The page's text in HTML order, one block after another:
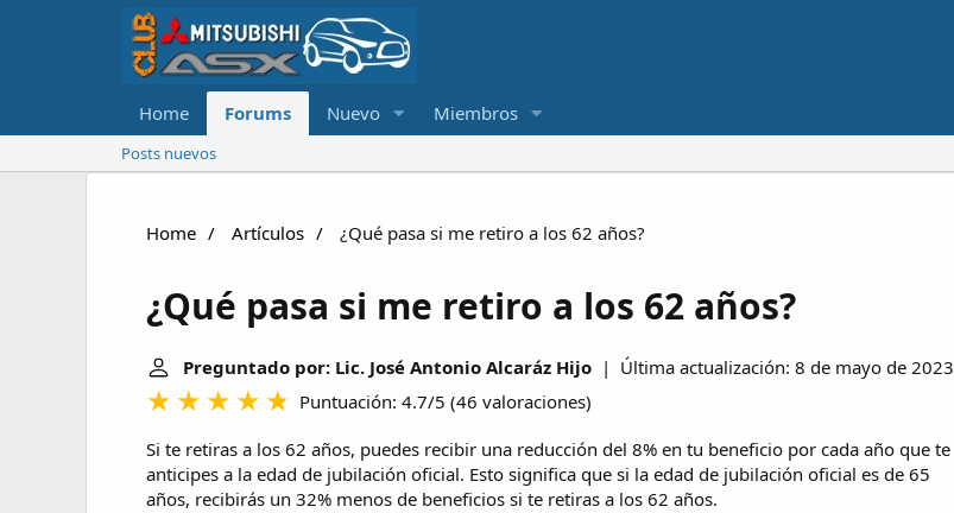
Home Forums Nuevo Miembros
Posts nuevos
Home Artículos ¿Qué pasa si me retiro a los 62 años?
¿Qué pasa si me retiro a los 62 años?
Preguntado por: Lic. José Antonio Alcaráz Hijo | Última actualización: 8 de mayo de 2023
Puntuación: 4.7/5 (46 valoraciones)
Si te retiras a los 62 años, puedes recibir una reducción del 8% en tu beneficio por cada año que te
anticipes a la edad de jubilación oficial. Esto significa que si la edad de jubilación oficial es de 65
años, recibirás un 32% menos de beneficios si te retiras a los 62 años.